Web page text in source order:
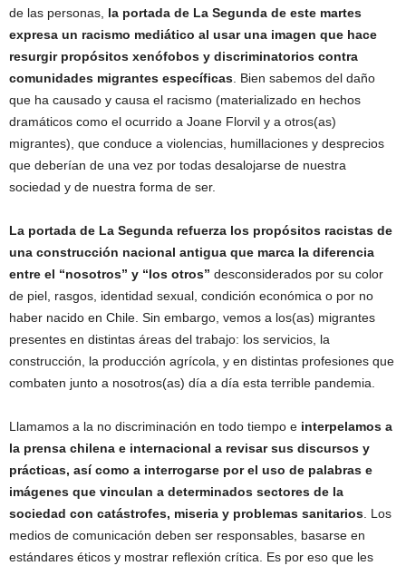
de las personas, la portada de La Segunda de este martes
expresa un racismo mediático al usar una imagen que hace
resurgir propósitos xenófobos y discriminatorios contra
comunidades migrantes específicas . Bien sabemos del daño
que ha causado y causa el racismo (materializado en hechos
dramáticos como el ocurrido a Joane Florvil y a otros(as)
migrantes), que conduce a violencias, humillaciones y desprecios
que deberían de una vez por todas desalojarse de nuestra
sociedad y de nuestra forma de ser.
La portada de La Segunda refuerza los propósitos racistas de
una construcción nacional antigua que marca la diferencia
entre el “nosotros” y “los otros” desconsiderados por su color
de piel, rasgos, identidad sexual, condición económica o por no
haber nacido en Chile. Sin embargo, vemos a los(as) migrantes
presentes en distintas áreas del trabajo: los servicios, la
construcción, la producción agrícola, y en distintas profesiones que
combaten junto a nosotros(as) día a día esta terrible pandemia.
Llamamos a la no discriminación en todo tiempo e interpelamos a
la prensa chilena e internacional a revisar sus discursos y
prácticas, así como a interrogarse por el uso de palabras e
imágenes que vinculan a determinados sectores de la
sociedad con catástrofes, miseria y problemas sanitarios . Los
medios de comunicación deben ser responsables, basarse en
estándares éticos y mostrar reflexión crítica. Es por eso que les